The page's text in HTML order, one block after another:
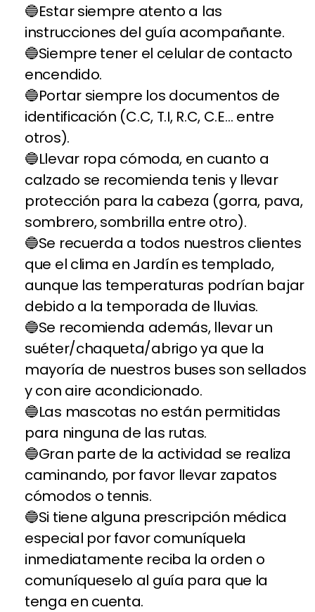
Estar siempre atento a las
instrucciones del guía acompañante.
Siempre tener el celular de contacto
encendido.
Portar siempre los documentos de
identificación (C.C, T.I, R.C, C.E… entre
otros).
Llevar ropa cómoda, en cuanto a
calzado se recomienda tenis y llevar
protección para la cabeza (gorra, pava,
sombrero, sombrilla entre otro).
Se recuerda a todos nuestros clientes
que el clima en Jardín es templado,
aunque las temperaturas podrían bajar
debido a la temporada de lluvias.
Se recomienda además, llevar un
suéter/chaqueta/abrigo ya que la
mayoría de nuestros buses son sellados
y con aire acondicionado.
Las mascotas no están permitidas
para ninguna de las rutas.
Gran parte de la actividad se realiza
caminando, por favor llevar zapatos
cómodos o tennis.
Si tiene alguna prescripción médica
especial por favor comuníquela
inmediatamente reciba la orden o
comuníqueselo al guía para que la
tenga en cuenta.